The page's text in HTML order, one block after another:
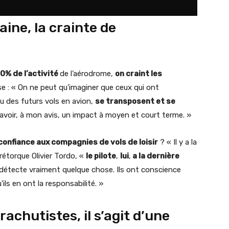
la crainte de
de l’activitéde l’aérodrome, on craint les
: « On ne peut qu’imaginer que ceux qui ont
des futurs vols en avion, se transposent et se
à mon avis, un impact à moyen et court terme. »
aux compagnies de vols de loisir ? « Il y a la
Olivier Tordo, « le pilote, lui, a la dernière
vraiment quelque chose. Ils ont conscience
en ont la responsabilité. »
il s’agit d’une